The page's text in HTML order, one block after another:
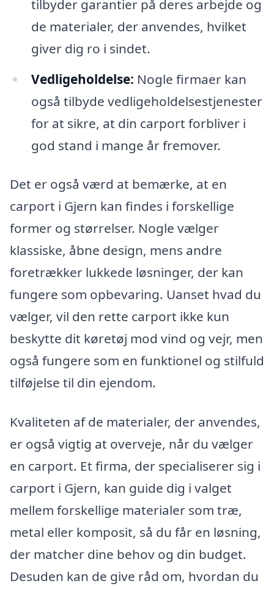
tilbyder garantier på deres arbejde og
de materialer, der anvendes, hvilket
giver dig ro i sindet.
Vedligeholdelse: Nogle firmaer kan
også tilbyde vedligeholdelsestjenester
for at sikre, at din carport forbliver i
god stand i mange år fremover.
Det er også værd at bemærke, at en
carport i Gjern kan findes i forskellige
former og størrelser. Nogle vælger
klassiske, åbne design, mens andre
foretrækker lukkede løsninger, der kan
fungere som opbevaring. Uanset hvad du
vælger, vil den rette carport ikke kun
beskytte dit køretøj mod vind og vejr, men
også fungere som en funktionel og stilfuld
tilføjelse til din ejendom.
Kvaliteten af de materialer, der anvendes,
er også vigtig at overveje, når du vælger
en carport. Et firma, der specialiserer sig i
carport i Gjern, kan guide dig i valget
mellem forskellige materialer som træ,
metal eller komposit, så du får en løsning,
der matcher dine behov og din budget.
Desuden kan de give råd om, hvordan du